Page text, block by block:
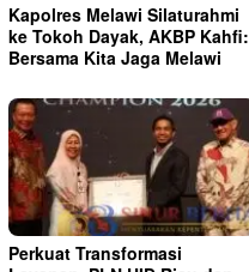
Kapolres Melawi Silaturahmi
ke Tokoh Dayak, AKBP Kahfi:
Bersama Kita Jaga Melawi
Perkuat Transformasi